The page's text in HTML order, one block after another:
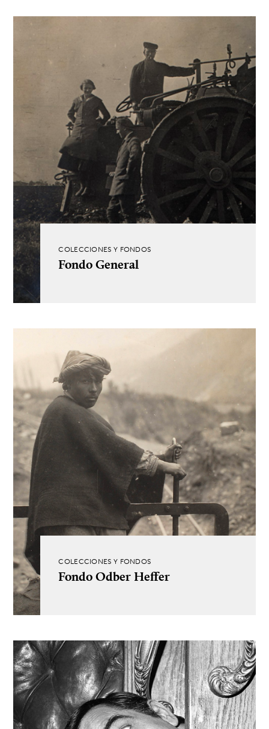
COLECCIONES Y FONDOS
Fondo General
COLECCIONES Y FONDOS
Fondo Odber Heffer